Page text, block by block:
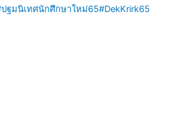
ฐมนิเทศนักศึกษาใหม่65#DekKrirk65